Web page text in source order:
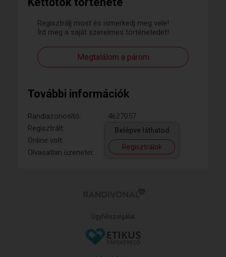
Regisztrálj most és ismerkedj meg vele!
Írd meg a saját szerelmes történetedet!
Megtalálom a párom
További információk
Randiazonosító:
4627057
Regisztrált:
Online volt:
Olvasatlan üzenetei:
Belépve láthatod
Regisztrálok
Ügyfélszolgálat